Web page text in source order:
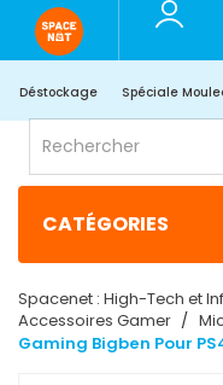
Déstockage Spéciale
CATÉGORIES
Spacenet : High-Tech et
Accessoires Gamer
Gaming Bigben Pour